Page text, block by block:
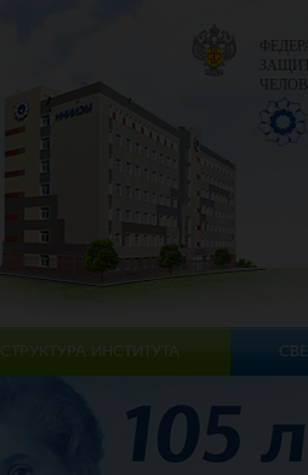
СТРУКТУРА ИНСТИТУТА